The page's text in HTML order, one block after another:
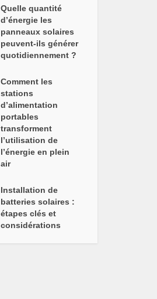
Quelle quantité
d’énergie les
panneaux solaires
peuvent-ils générer
quotidiennement ?
Comment les
stations
d’alimentation
portables
transforment
l’utilisation de
l’énergie en plein
air
Installation de
batteries solaires :
étapes clés et
considérations